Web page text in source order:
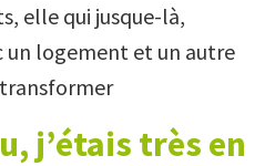
elle qui jusque-là,
un logement et un autre
j’étais très en